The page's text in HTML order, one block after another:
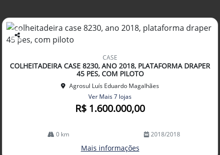
Co
arti
lhe
CASE
COLHEITADEIRA CASE 8230, ANO 2018, PLATAFORMA DRAPER
45 PES, COM PILOTO
Agrosul Luís Eduardo Magalhães
Ver Mais 7 lojas
R$ 1.600.000,00
0 km 2018/2018
Mais informações